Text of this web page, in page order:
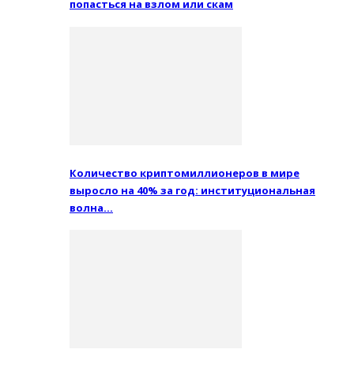
попасться на взлом или скам
Количество криптомиллионеров в мире
выросло на 40% за год: институциональная
волна…